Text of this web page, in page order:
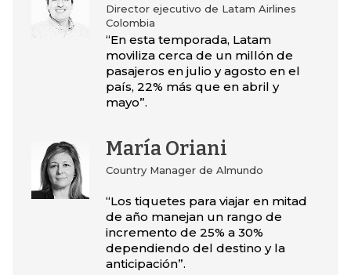
Director ejecutivo de Latam Airlines
Colombia
“En esta temporada, Latam
moviliza cerca de un millón de
pasajeros en julio y agosto en el
país, 22% más que en abril y
mayo”.
María Oriani
Country Manager de Almundo
“Los tiquetes para viajar en mitad
de año manejan un rango de
incremento de 25% a 30%
dependiendo del destino y la
anticipación”.